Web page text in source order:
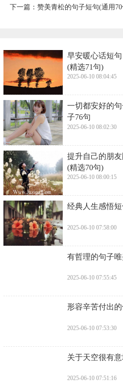
下一篇： 赞美青松的句子短句(通用70
早安暖心话短
(精选71句)
2025-06-10 08:04:45
一切都安好的
子76句
2025-06-10 08:02:30
提升自己的朋
(精选70句)
2025-06-10 08:00:15
经典人生感悟
2025-06-10 07:58:00
有哲理的句子
2025-06-10 07:55:45
形容辛苦付出
2025-06-10 07:53:30
关于天空很有
2025-06-10 07:51:16